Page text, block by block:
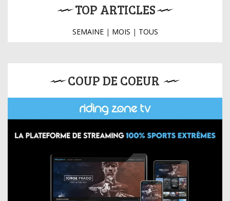
TOP ARTICLES
SEMAINE| MOIS | TOUS
COUP DE COEUR